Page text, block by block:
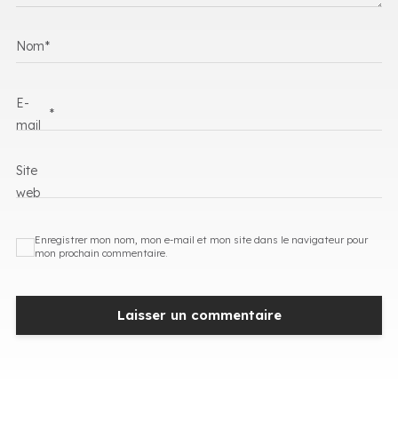
Nom*
E-
mail
*
Site
web
Enregistrer mon nom, mon e-mail et mon site dans le navigateur pour
mon prochain commentaire.